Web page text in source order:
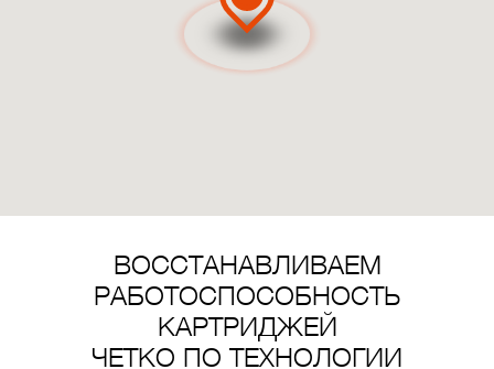
ВОССТАНАВЛИВАЕМ
РАБОТОСПОСОБНОСТЬ
КАРТРИДЖЕЙ
ЧЕТКО ПО ТЕХНОЛОГИИ